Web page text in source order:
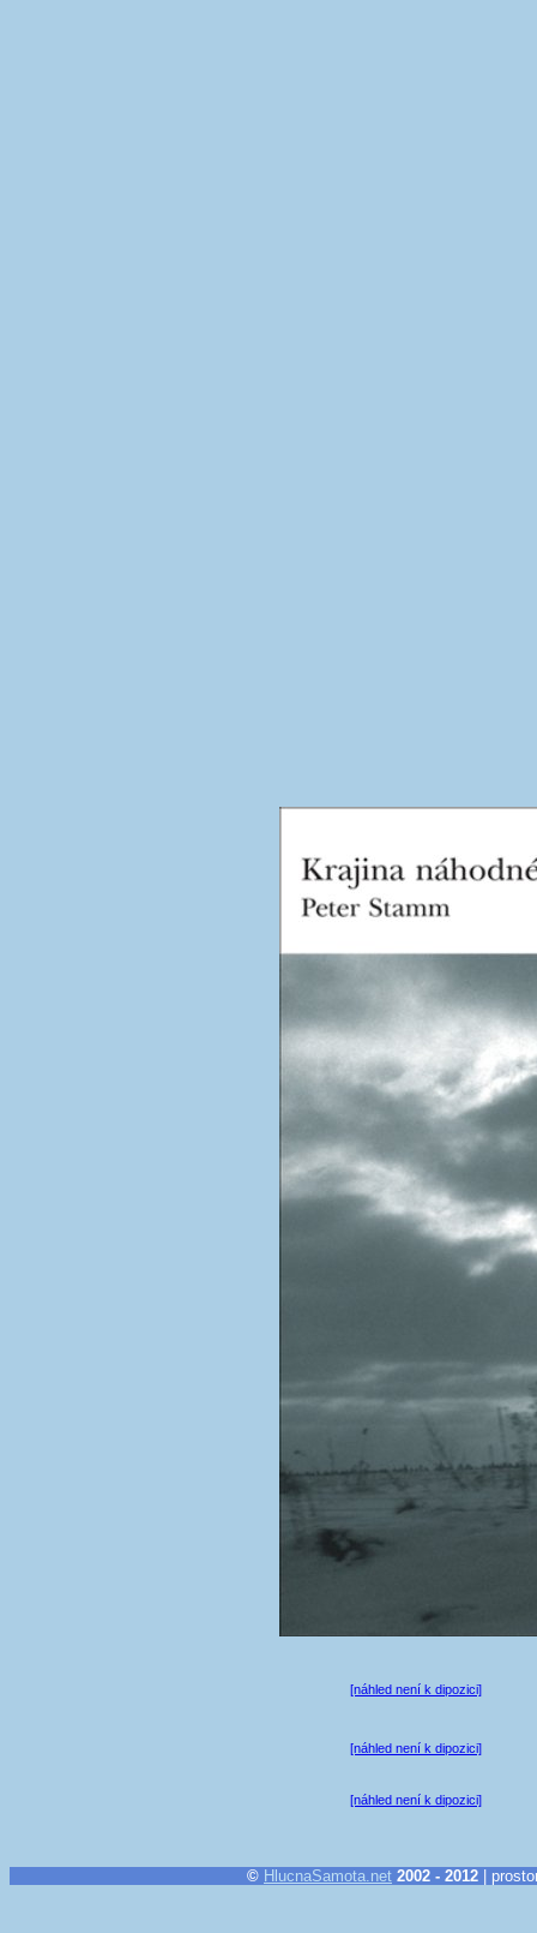
[náhled není k dipozici]
[náhled není k dipozici]
[náhled není k dipozici]
© HlucnaSamota.net 2002 - 2012 |